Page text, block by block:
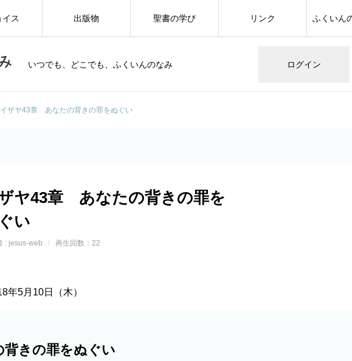
いつでも、どこでも、ふくいんのなみ ログイン
イス 出版物 聖書の学び リンク ふくいん
イザヤ43章 あなたの背きの罪をぬぐい
ヤ43章 あなたの背きの罪を
い
: jesus-web 再生回数：22
年5月10日（木）
きの罪をぬぐい